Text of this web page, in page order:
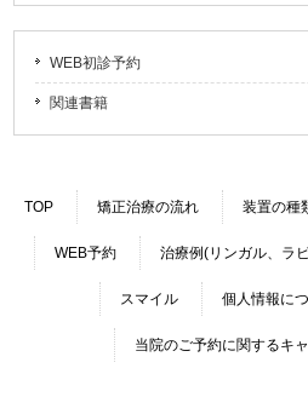
WEB初診予約
関連書籍
TOP 矯正治療の流れ 装置の種
WEB予約 治療例(リンガル、ラ
スマイル 個人情報に
当院のご予約に関するキ